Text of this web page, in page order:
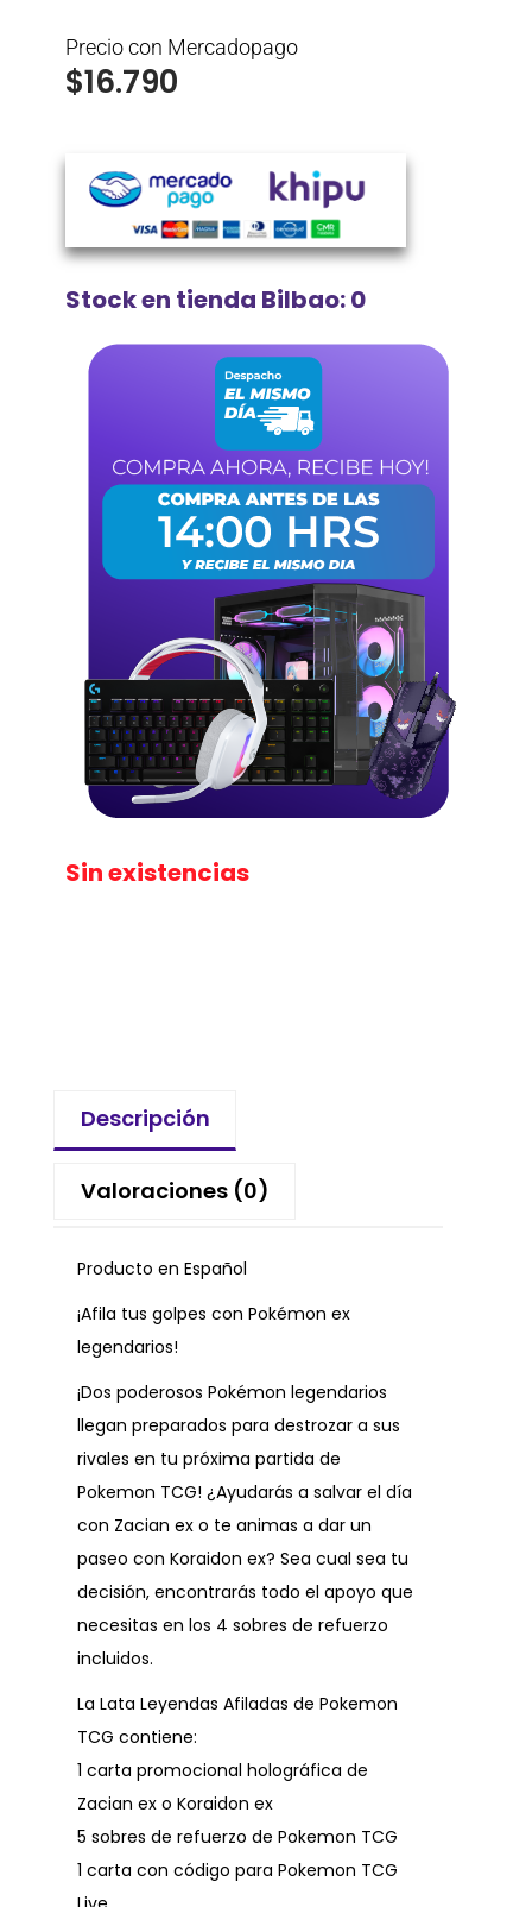
Precio con Mercadopago
$16.790
Stock en tienda Bilbao: 0
Sin existencias
Descripción
Valoraciones (0)
Producto en Español
¡Afila tus golpes con Pokémon ex
legendarios!
¡Dos poderosos Pokémon legendarios
llegan preparados para destrozar a sus
rivales en tu próxima partida de
Pokemon TCG! ¿Ayudarás a salvar el día
con Zacian ex o te animas a dar un
paseo con Koraidon ex? Sea cual sea tu
decisión, encontrarás todo el apoyo que
necesitas en los 4 sobres de refuerzo
incluidos.
La Lata Leyendas Afiladas de Pokemon
TCG contiene:
1 carta promocional holográfica de
Zacian ex o Koraidon ex
5 sobres de refuerzo de Pokemon TCG
1 carta con código para Pokemon TCG